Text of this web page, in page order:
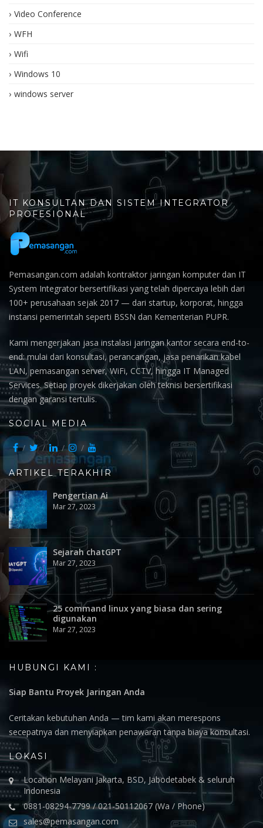
Video Conference
WFH
Wifi
Windows 10
windows server
IT KONSULTAN DAN SISTEM INTEGRATOR
PROFESIONAL
Pemasangan.com adalah kontraktor jaringan komputer dan IT
System Integrator bersertifikasi yang telah dipercaya lebih dari
100+ perusahaan sejak 2017 — dari startup, korporat, hingga
instansi pemerintah seperti BSSN dan Kementerian PUPR.
Kami mengerjakan jasa instalasi jaringan kantor secara end-to-
end: mulai dari konsultasi, perancangan, jasa penarikan kabel
LAN, pemasangan server, WiFi, CCTV, hingga IT Managed
Services. Setiap proyek dikerjakan oleh teknisi bersertifikasi
dengan garansi tertulis.
SOCIAL MEDIA
ARTIKEL TERAKHIR
Pengertian Ai
Mar 27, 2023
Sejarah chatGPT
Mar 27, 2023
25 command linux yang biasa dan sering
digunakan
Mar 27, 2023
HUBUNGI KAMI :
Siap Bantu Proyek Jaringan Anda
Ceritakan kebutuhan Anda — tim kami akan merespons
secepatnya dan menyiapkan penawaran tanpa biaya konsultasi.
LOKASI
Location Melayani Jakarta, BSD, Jabodetabek & seluruh
Indonesia
0881-08294-7799 / 021-50112067 (Wa / Phone)
sales@pemasangan.com